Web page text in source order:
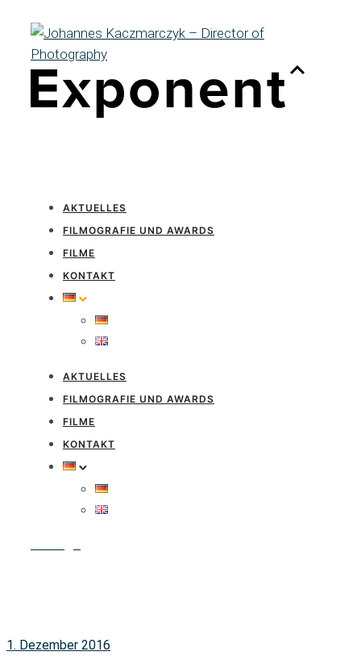
AKTUELLES
FILMOGRAFIE UND AWARDS
FILME
KONTAKT
AKTUELLES
FILMOGRAFIE UND AWARDS
FILME
KONTAKT
1. Dezember 2016